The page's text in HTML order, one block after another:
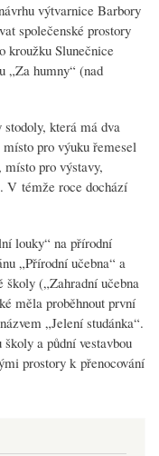
výtvarnice Barbory
společenské prostory
kroužku Slunečnice
„Za humny“ (nad
která má dva
pro výuku řemesel
místo pro výstavy,
V témže roce dochází
louky“ na přírodní
„Přírodní učebna“ a
školy („Zahradní učebna
měla proběhnout první
„Jelení studánka“.
a půdní vestavbou
prostory k přenocování